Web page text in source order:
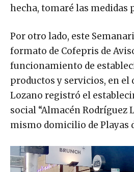
hecha, tomaré las medidas
Por otro lado, este
formato de Cofepris de
funcionamiento de
productos y servicios, en el
Lozano registró el
social “Almacén Rodríguez
mismo domicilio de Playas